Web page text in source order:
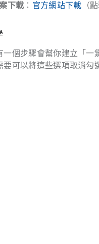
下載 ： 官方網站下載 （
一個步驟會幫你建立「
要可以將這些選項取消勾